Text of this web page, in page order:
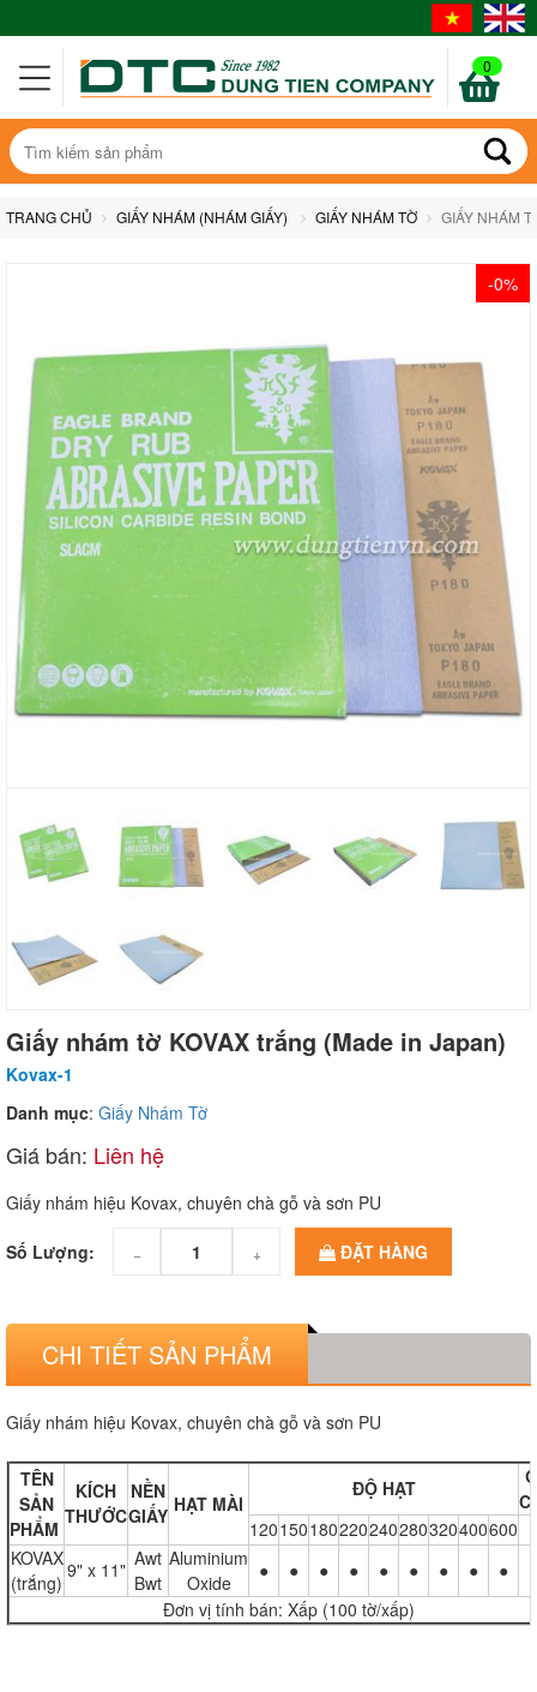
0
TRANG CHỦ GIẤY NHÁM (NHÁM GIẤY) GIẤY NHÁM TỜ GIẤY NHÁM
-0%
Giấy nhám tờ KOVAX trắng (Made in Japan)
Kovax-1
Danh mục: Giấy Nhám Tờ
Giá bán: Liên hệ
Giấy nhám hiệu Kovax, chuyên chà gỗ và sơn PU
Số Lượng: − + ĐẶT HÀNG
CHI TIẾT SẢN PHẨM
Giấy nhám hiệu Kovax, chuyên chà gỗ và sơn PU
TÊN
SẢN
PHẨM
KÍCH
THƯỚC
NỀN
GIẤY HẠT MÀI
ĐỘ HẠT
120150180220240280320400600
KOVAX
(trắng)
9" x 11" Awt
Bwt
Aluminium
Oxide
● ● ● ● ● ● ● ●
●
Đơn vị tính bán: Xấp (100 tờ/xấp)